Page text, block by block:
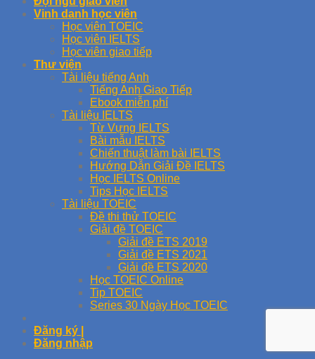
Vinh danh học viên
Học viên TOEIC
Học viên IELTS
Học viên giao tiếp
Thư viện
Tài liệu tiếng Anh
Tiếng Anh Giao Tiếp
Ebook miễn phí
Tài liệu IELTS
Từ Vựng IELTS
Bài mẫu IELTS
Chiến thuật làm bài IELTS
Hướng Dẫn Giải Đề IELTS
Học IELTS Online
Tips Học IELTS
Tài liệu TOEIC
Đề thi thử TOEIC
Giải đề TOEIC
Giải đề ETS 2019
Giải đề ETS 2021
Giải đề ETS 2020
Học TOEIC Online
Tip TOEIC
Series 30 Ngày Học TOEIC
Đăng ký |
Đăng nhập